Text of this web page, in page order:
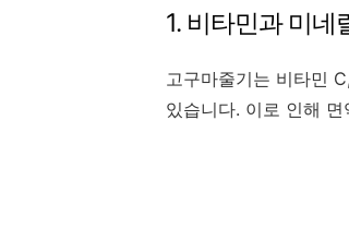
1. 비타민과 미네
고구마줄기는 비타민
있습니다. 이로 인해